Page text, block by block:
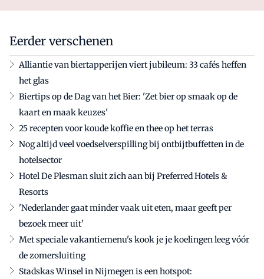
Eerder verschenen
Alliantie van biertapperijen viert jubileum: 33 cafés heffen
het glas
Biertips op de Dag van het Bier: 'Zet bier op smaak op de
kaart en maak keuzes'
25 recepten voor koude koffie en thee op het terras
Nog altijd veel voedselverspilling bij ontbijtbuffetten in de
hotelsector
Hotel De Plesman sluit zich aan bij Preferred Hotels &
Resorts
'Nederlander gaat minder vaak uit eten, maar geeft per
bezoek meer uit'
Met speciale vakantiemenu's kook je je koelingen leeg vóór
de zomersluiting
Stadskas Winsel in Nijmegen is een hotspot: